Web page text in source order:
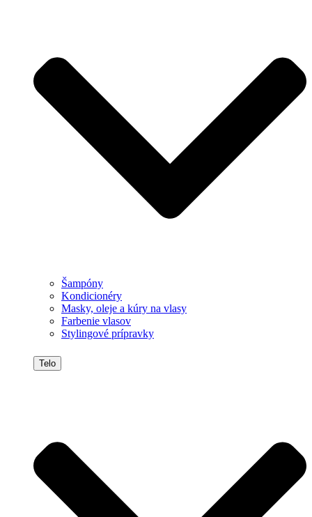
Šampóny
Kondicionéry
Masky, oleje a kúry na vlasy
Farbenie vlasov
Stylingové prípravky
Telo